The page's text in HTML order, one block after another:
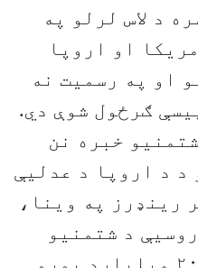
د لاس لرلو په
او اروپا
او په رسميت نه
ګرځول شوې دي.
خبره نن
د د اروپا د عدلیې
رینډرز په وینا،
د شتمنیو
لویه اندازه يانې ۲۰۷ ميليارد یورو